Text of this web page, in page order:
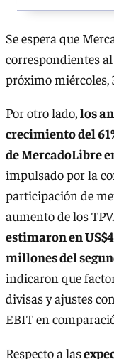
Se espera que
correspondientes
próximo miércoles,
Por otro lado, los
crecimiento del
de MercadoLibre
impulsado por la
participación de
aumento de los
estimaron en
millones del
indicaron que
divisas y ajustes
EBIT en
Respecto a las